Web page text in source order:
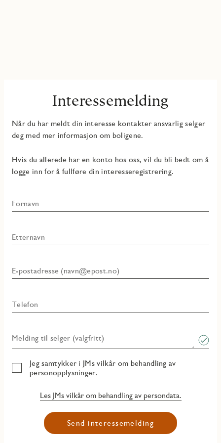
Interessemelding
Når du har meldt din interesse kontakter ansvarlig selger
deg med mer informasjon om boligene.
Hvis du allerede har en konto hos oss, vil du bli bedt om å
logge inn for å fullføre din interesseregistrering.
Fornavn
Etternavn
E-postadresse (navn@epost.no)
Telefon
Melding til selger (valgfritt)
Jeg samtykker i JMs vilkår om behandling av
personopplysninger.
Les JMs vilkår om behandling av persondata.
Send interessemelding